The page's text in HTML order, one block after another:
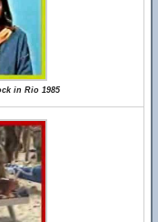
in Rio 1985